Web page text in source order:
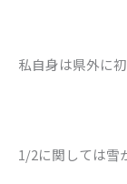
私自身は県外に
1/2に関しては雪